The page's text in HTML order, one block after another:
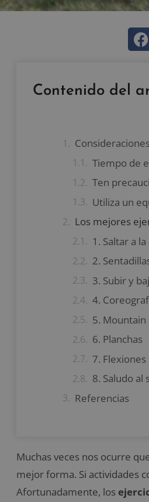
Contenido del
Tiempo de
Ten
Utiliza un
Los mejores
1. Saltar a
2.
3. Subir y
4.
5.
6. Planchas
7. Flexiones
8. Saludo al
Referencias
Muchas veces nos ocurre
mejor forma. Si actividades
Afortunadamente, los